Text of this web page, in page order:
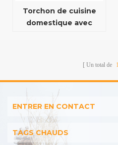
Torchon de cuisine
domestique avec
Un total de 1
ENTRER EN CONTACT
TAGS CHAUDS